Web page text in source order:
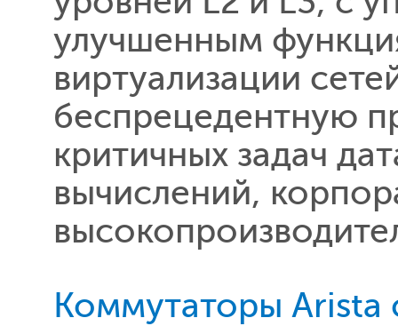
улучшенным
виртуализации
беспрецедентную
критичных задач
вычислений,
Коммутаторы Arista